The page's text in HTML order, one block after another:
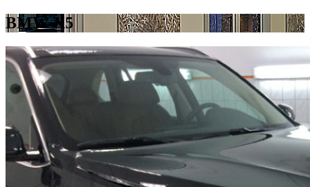
BMW X5